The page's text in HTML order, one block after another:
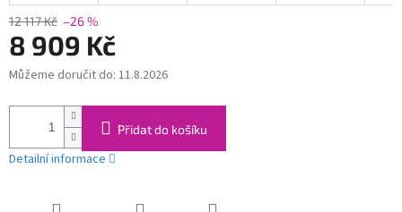
12 117 Kč –26 %
8 909 Kč
Měrná
Můžeme doručit do: 11.8.2026
Přidat do košíku
Detailní informace